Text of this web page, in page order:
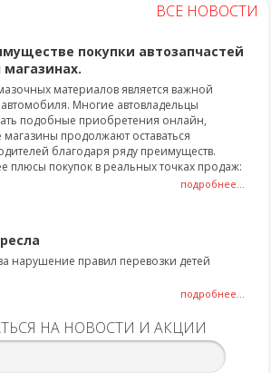
ВСЕ НОВОСТИ
покупки автозапчастей
материалов является важной
Многие автовладельцы
подобные приобретения онлайн,
продолжают оставаться
благодаря ряду преимуществ.
плюсы покупок в реальных точках продаж:
подробнее...
нарушение правил перевозки детей
подробнее...
НА НОВОСТИ И АКЦИИ